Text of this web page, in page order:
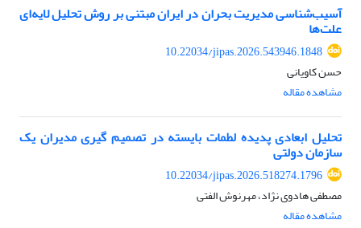
آسیب‌شناسی مدیریت بحران در ایران مبتنی بر روش تحلیل لایه‌ای
علت‌ها
10.22034/jipas.2026.543946.1848
حسن کاویانی
مشاهده مقاله
تحلیل ابعادی پدیده لطمات بایسته در تصمیم گیری مدیران یک
سازمان دولتی
10.22034/jipas.2026.518274.1796
مصطفی هادوی نژاد، مهرنوش الفتی
مشاهده مقاله